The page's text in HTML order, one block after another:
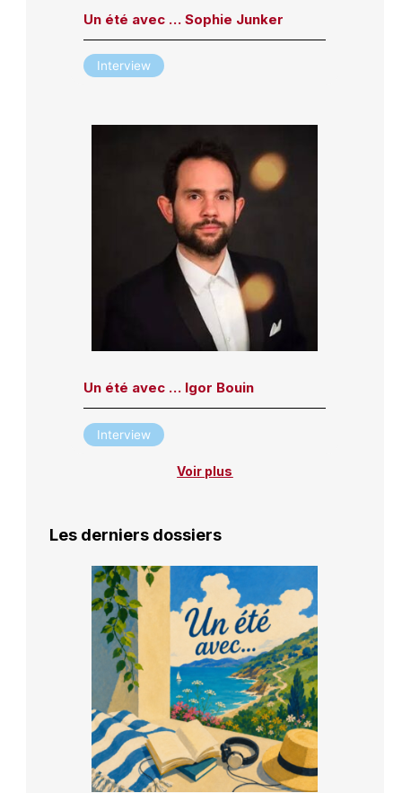
Un été avec … Sophie Junker
Interview
Un été avec … Igor Bouin
Interview
Voir plus
Les derniers dossiers